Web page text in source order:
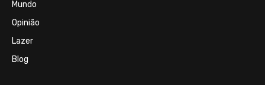
Mundo
Opinião
Lazer
Blog